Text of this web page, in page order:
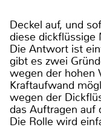
Deckel auf, und
diese dickflüssige
Die Antwort ist
gibt es zwei
wegen der hohen
Kraftaufwand
wegen der
das Auftragen auf
Die Rolle wird